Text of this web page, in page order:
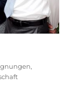
,